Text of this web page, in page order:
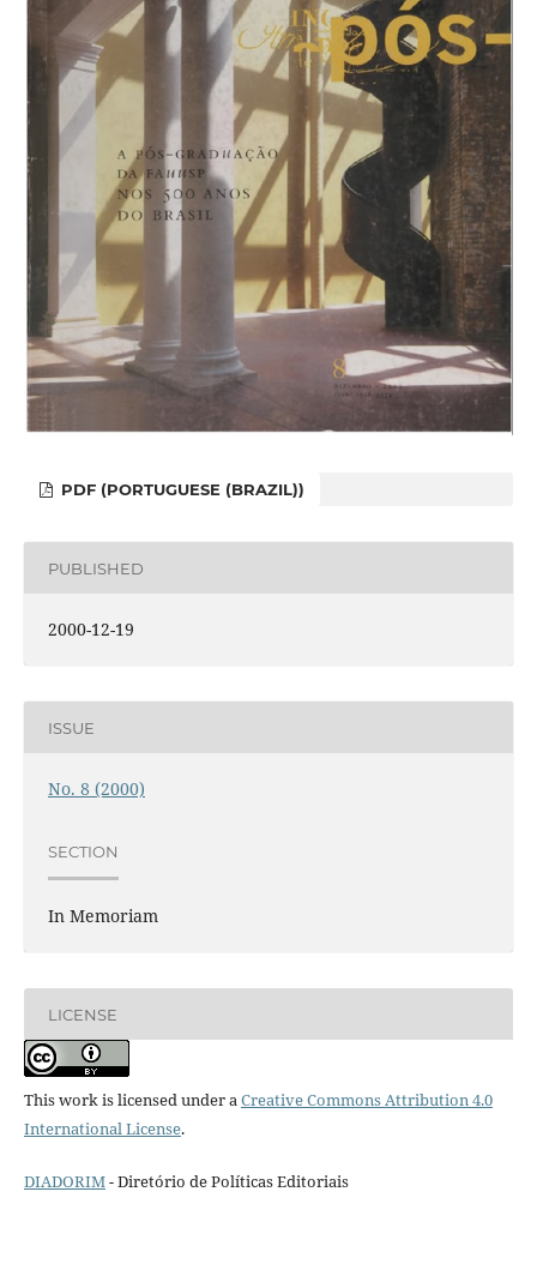
PDF (PORTUGUESE (BRAZIL))
PUBLISHED
2000-12-19
ISSUE
No. 8 (2000)
SECTION
In Memoriam
LICENSE
This work is licensed under aCreative Commons Attribution 4.0
International License.
DIADORIM- Diretório de Políticas Editoriais